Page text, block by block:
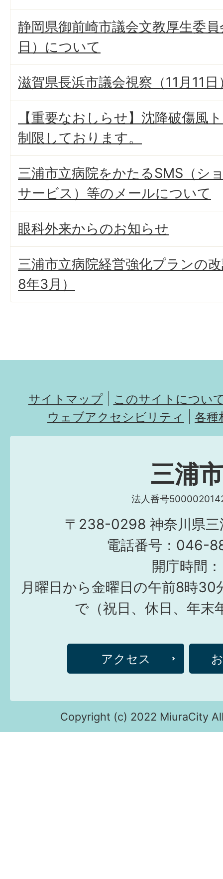
静岡県御前崎市議会文教厚生委
日）について
滋賀県長浜市議会視察（11月11
【重要なおしらせ】沈降破傷風
制限しております。
三浦市立病院をかたるSMS（シ
サービス）等のメールについて
眼科外来からのお知らせ
三浦市立病院経営強化プランの
8年3月）
サイトマップ
このサイトについ
ウェブアクセシビリティ
各種
三浦市
法人番号
〒238-0298 神奈川県三
電話番号：046-
開庁時間：
月曜日から金曜日の午前8時30
で（祝日、休日、年末
アクセス
Copyright (c) 2022 MiuraCity